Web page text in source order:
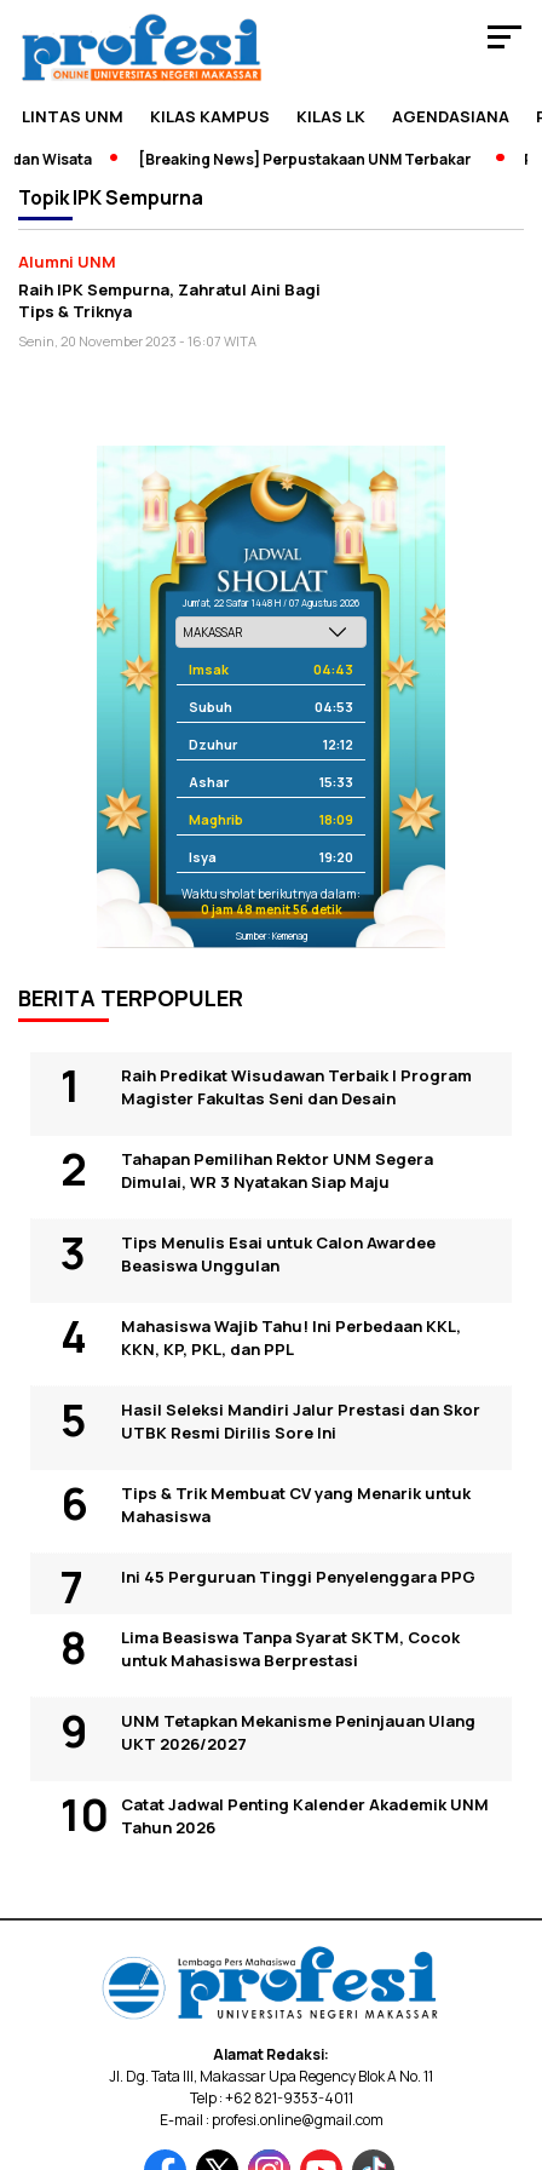
LINTAS UNM KILAS KAMPUS KILAS LK AGENDASIANA
Wisata [Breaking News] Perpustakaan UNM Terbakar
TopikIPK Sempurna
Alumni UNM
Raih IPK Sempurna, Zahratul Aini Bagi
Tips & Triknya
Senin, 20 November 2023 - 16:07 WITA
Jum'at, 22 Safar 1448 H / 07 Agustus 2026
Imsak 04:43
Subuh 04:53
Dzuhur 12:12
Ashar 15:33
Maghrib 18:09
Isya 19:20
Waktu sholat berikutnya dalam:
0 jam 48 menit 56 detik
Sumber: Kemenag
BERITA TERPOPULER
Raih Predikat Wisudawan Terbaik I Program
Magister Fakultas Seni dan Desain
Tahapan Pemilihan Rektor UNM Segera
Dimulai, WR 3 Nyatakan Siap Maju
Tips Menulis Esai untuk Calon Awardee
Beasiswa Unggulan
Mahasiswa Wajib Tahu! Ini Perbedaan KKL,
KKN, KP, PKL, dan PPL
Hasil Seleksi Mandiri Jalur Prestasi dan Skor
UTBK Resmi Dirilis Sore Ini
Tips & Trik Membuat CV yang Menarik untuk
Mahasiswa
Ini 45 Perguruan Tinggi Penyelenggara PPG
Lima Beasiswa Tanpa Syarat SKTM, Cocok
untuk Mahasiswa Berprestasi
UNM Tetapkan Mekanisme Peninjauan Ulang
UKT 2026/2027
Catat Jadwal Penting Kalender Akademik UNM
Tahun 2026
Alamat Redaksi:
Jl. Dg. Tata III, Makassar Upa Regency Blok A No. 11
Telp : +62 821-9353-4011
E-mail : profesi.online@gmail.com